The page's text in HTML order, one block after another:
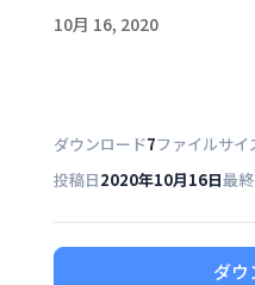
10月 16, 2020
ダウンロード7ファイルサイ
投稿日2020年10月16日最
ダウ